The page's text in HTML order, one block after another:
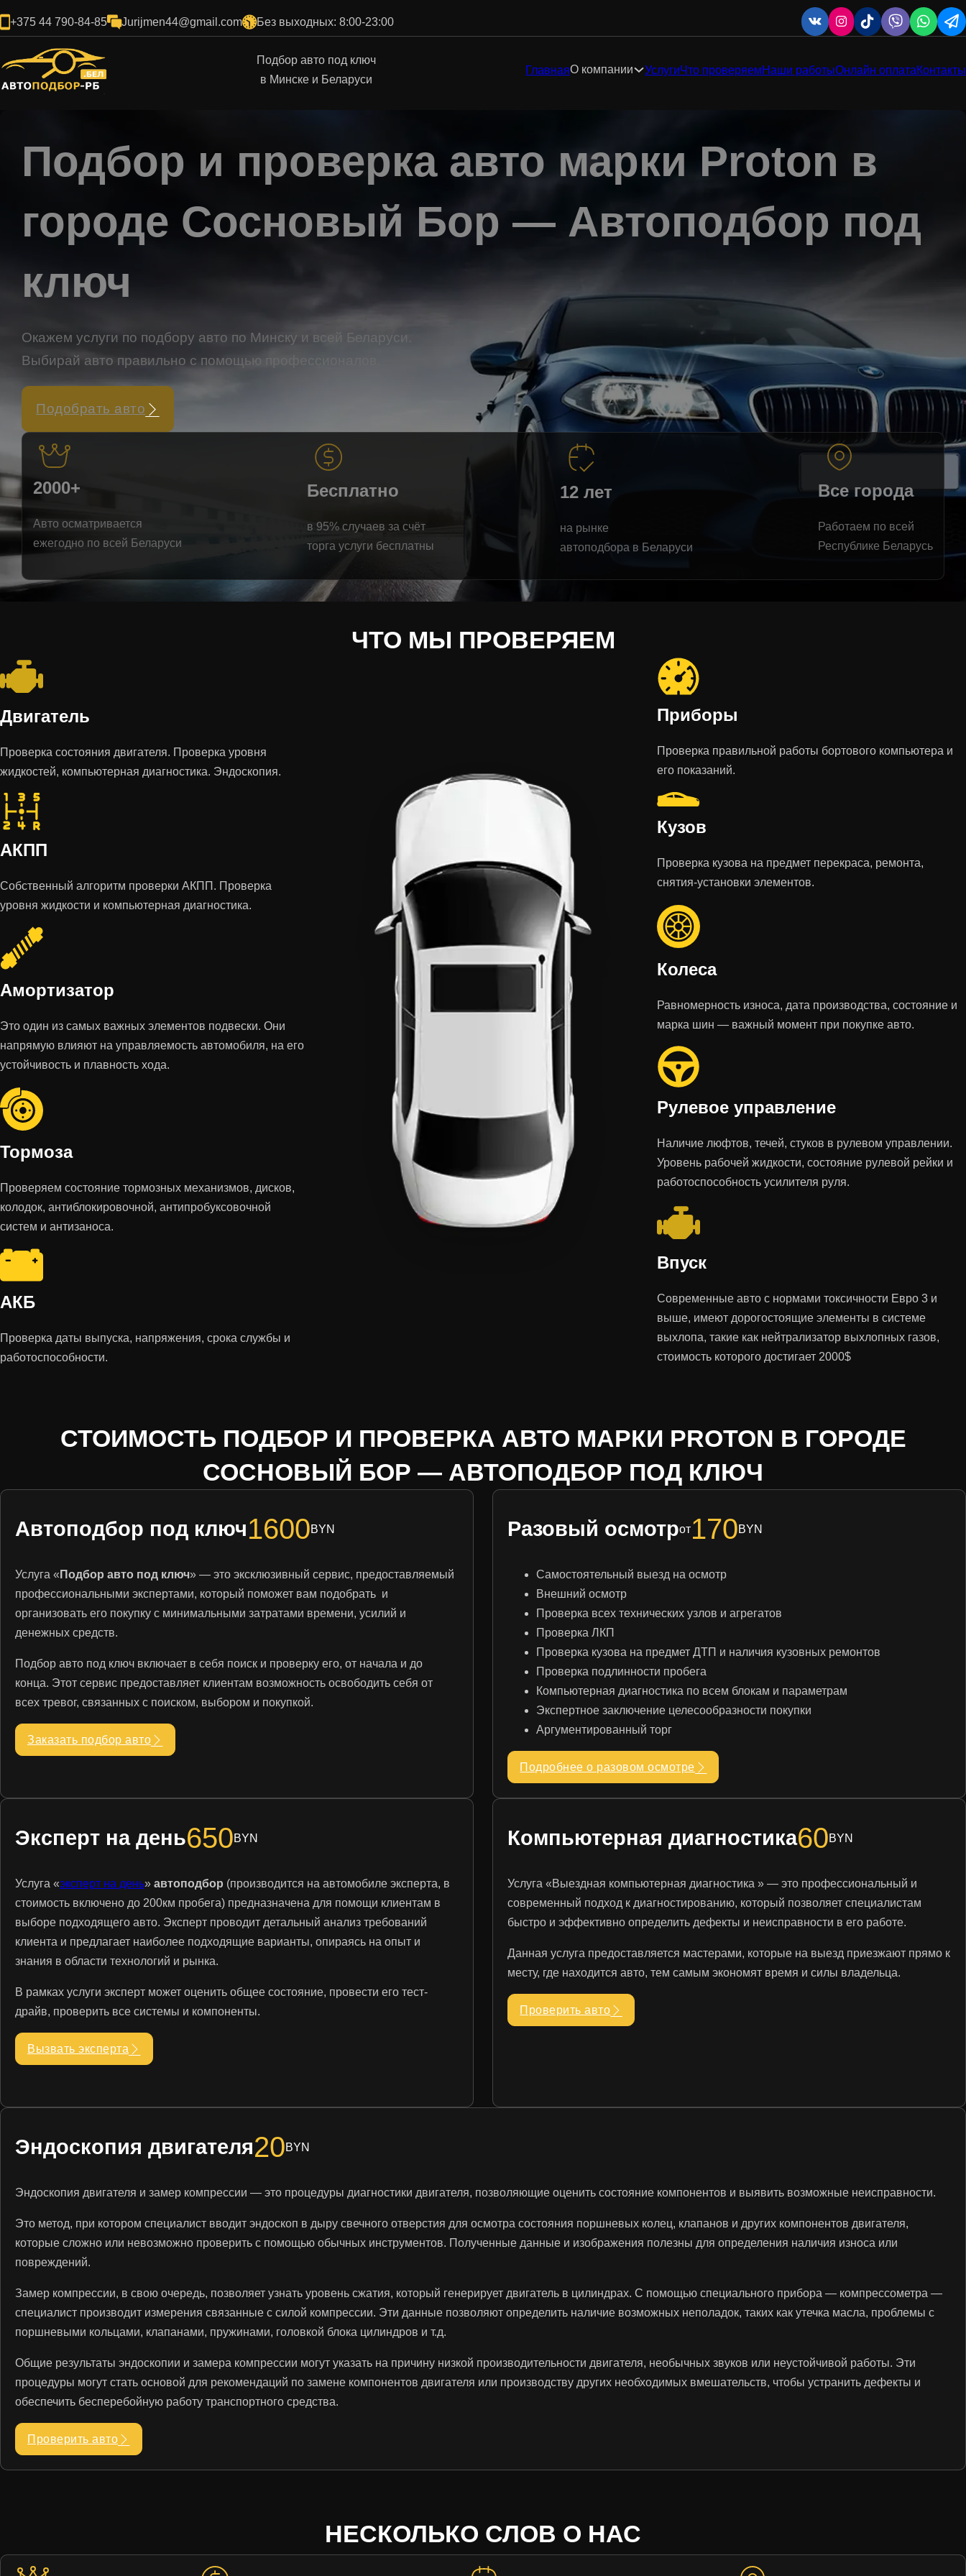
+375 44 790-84-85 Jurijmen44@gmail.com Без выходных: 8:00-23:00
Подбор авто под ключ
в Минске и Беларуси
ГлавнаяО компании УслугиЧто проверяемНаши работыОнлайн оплатаКонтакты
Подбор и проверка авто марки Proton в
городе Сосновый Бор — Автоподбор под
ключ
Окажем услуги по подбору авто по Минску и всей Беларуси.
Выбирай авто правильно с помощью профессионалов.
Подобрать авто
2000+
Авто осматривается
ежегодно по всей Беларуси
Бесплатно
в 95% случаев за счёт
торга услуги бесплатны
12 лет
на рынке
автоподбора в Беларуси
Все города
Работаем по всей
Республике Беларусь
ЧТО МЫ ПРОВЕРЯЕМ
Двигатель
Проверка состояния двигателя. Проверка уровня
жидкостей, компьютерная диагностика. Эндоскопия.
АКПП
Собственный алгоритм проверки АКПП. Проверка
уровня жидкости и компьютерная диагностика.
Амортизатор
Это один из самых важных элементов подвески. Они
напрямую влияют на управляемость автомобиля, на его
устойчивость и плавность хода.
Тормоза
Проверяем состояние тормозных механизмов, дисков,
колодок, антиблокировочной, антипробуксовочной
систем и антизаноса.
АКБ
Проверка даты выпуска, напряжения, срока службы и
работоспособности.
Приборы
Проверка правильной работы бортового компьютера и
его показаний.
Кузов
Проверка кузова на предмет перекраса, ремонта,
снятия-установки элементов.
Колеса
Равномерность износа, дата производства, состояние и
марка шин — важный момент при покупке авто.
Рулевое управление
Наличие люфтов, течей, стуков в рулевом управлении.
Уровень рабочей жидкости, состояние рулевой рейки и
работоспособность усилителя руля.
Впуск
Современные авто с нормами токсичности Евро 3 и
выше, имеют дорогостоящие элементы в системе
выхлопа, такие как нейтрализатор выхлопных газов,
стоимость которого достигает 2000$
СТОИМОСТЬ ПОДБОР И ПРОВЕРКА АВТО МАРКИ PROTON В ГОРОДЕ
СОСНОВЫЙ БОР — АВТОПОДБОР ПОД КЛЮЧ
Автоподбор под ключ1600BYN
Услуга « Подбор авто под ключ» — это эксклюзивный сервис, предоставляемый
профессиональными экспертами, который поможет вам подобрать и
организовать его покупку с минимальными затратами времени, усилий и
денежных средств.
Подбор авто под ключ включает в себя поиск и проверку его, от начала и до
конца. Этот сервис предоставляет клиентам возможность освободить себя от
всех тревог, связанных с поиском, выбором и покупкой.
Заказать подбор авто
Разовый осмотрот170BYN
Самостоятельный выезд на осмотр
Внешний осмотр
Проверка всех технических узлов и агрегатов
Проверка ЛКП
Проверка кузова на предмет ДТП и наличия кузовных ремонтов
Проверка подлинности пробега
Компьютерная диагностика по всем блокам и параметрам
Экспертное заключение целесообразности покупки
Аргументированный торг
Подробнее о разовом осмотре
Эксперт на день650BYN
Услуга «эксперт на день» автоподбор (производится на автомобиле эксперта, в
стоимость включено до 200км пробега) предназначена для помощи клиентам в
выборе подходящего авто. Эксперт проводит детальный анализ требований
клиента и предлагает наиболее подходящие варианты, опираясь на опыт и
знания в области технологий и рынка.
В рамках услуги эксперт может оценить общее состояние, провести его тест-
драйв, проверить все системы и компоненты.
Вызвать эксперта
Компьютерная диагностика60BYN
Услуга «Выездная компьютерная диагностика » — это профессиональный и
современный подход к диагностированию, который позволяет специалистам
быстро и эффективно определить дефекты и неисправности в его работе.
Данная услуга предоставляется мастерами, которые на выезд приезжают прямо к
месту, где находится авто, тем самым экономят время и силы владельца.
Проверить авто
Эндоскопия двигателя20BYN
Эндоскопия двигателя и замер компрессии — это процедуры диагностики двигателя, позволяющие оценить состояние компонентов и выявить возможные неисправности.
Это метод, при котором специалист вводит эндоскоп в дыру свечного отверстия для осмотра состояния поршневых колец, клапанов и других компонентов двигателя,
которые сложно или невозможно проверить с помощью обычных инструментов. Полученные данные и изображения полезны для определения наличия износа или
повреждений.
Замер компрессии, в свою очередь, позволяет узнать уровень сжатия, который генерирует двигатель в цилиндрах. С помощью специального прибора — компрессометра —
специалист производит измерения связанные с силой компрессии. Эти данные позволяют определить наличие возможных неполадок, таких как утечка масла, проблемы с
поршневыми кольцами, клапанами, пружинами, головкой блока цилиндров и т.д.
Общие результаты эндоскопии и замера компрессии могут указать на причину низкой производительности двигателя, необычных звуков или неустойчивой работы. Эти
процедуры могут стать основой для рекомендаций по замене компонентов двигателя или производству других необходимых вмешательств, чтобы устранить дефекты и
обеспечить бесперебойную работу транспортного средства.
Проверить авто
НЕСКОЛЬКО СЛОВ О НАС